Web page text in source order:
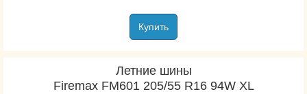
Купить
Летние шины
Firemax FM601 205/55 R16 94W XL